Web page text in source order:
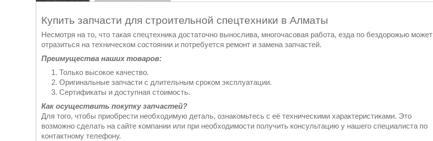
Купить запчасти для строительной спецтехники в Алматы
Несмотря на то, что такая спецтехника достаточно вынослива, многочасовая работа, езда по бездорожью может
отразиться на техническом состоянии и потребуется ремонт и замена запчастей.
Преимущества наших товаров:
Только высокое качество.
Оригинальные запчасти с длительным сроком эксплуатации.
Сертификаты и доступная стоимость.
Как осуществить покупку запчастей?
Для того, чтобы приобрести необходимую деталь, ознакомьтесь с её техническими характеристиками. Это
возможно сделать на сайте компании или при необходимости получить консультацию у нашего специалиста по
контактному телефону.